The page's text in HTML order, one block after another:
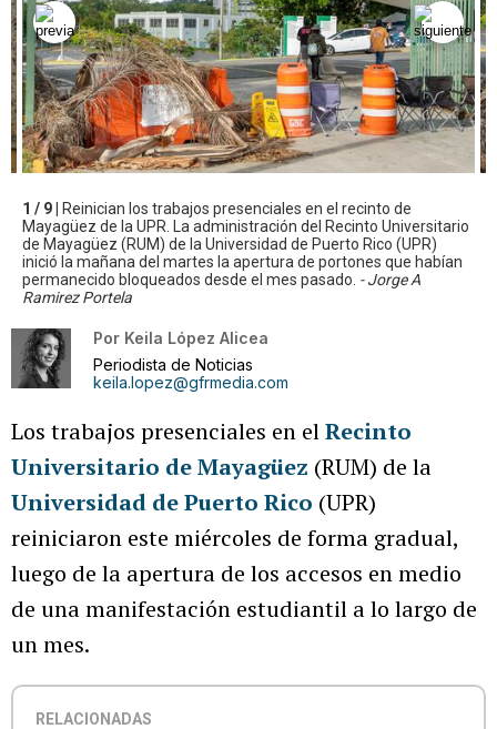
1 / 9 |
Reinician los trabajos presenciales en el recinto de
Mayagüez de la UPR. La administración del Recinto Universitario
de Mayagüez (RUM) de la Universidad de Puerto Rico (UPR)
inició la mañana del martes la apertura de portones que habían
permanecido bloqueados desde el mes pasado. - Jorge A
Ramirez Portela
Por Keila López Alicea
Periodista de Noticias
keila.lopez@gfrmedia.com
Los trabajos presenciales en elRecinto
Universitario de Mayagüez (RUM) de la
Universidad de Puerto Rico (UPR)
reiniciaron este miércoles de forma gradual,
luego de la apertura de los accesos en medio
de una manifestación estudiantil a lo largo de
un mes.
RELACIONADAS